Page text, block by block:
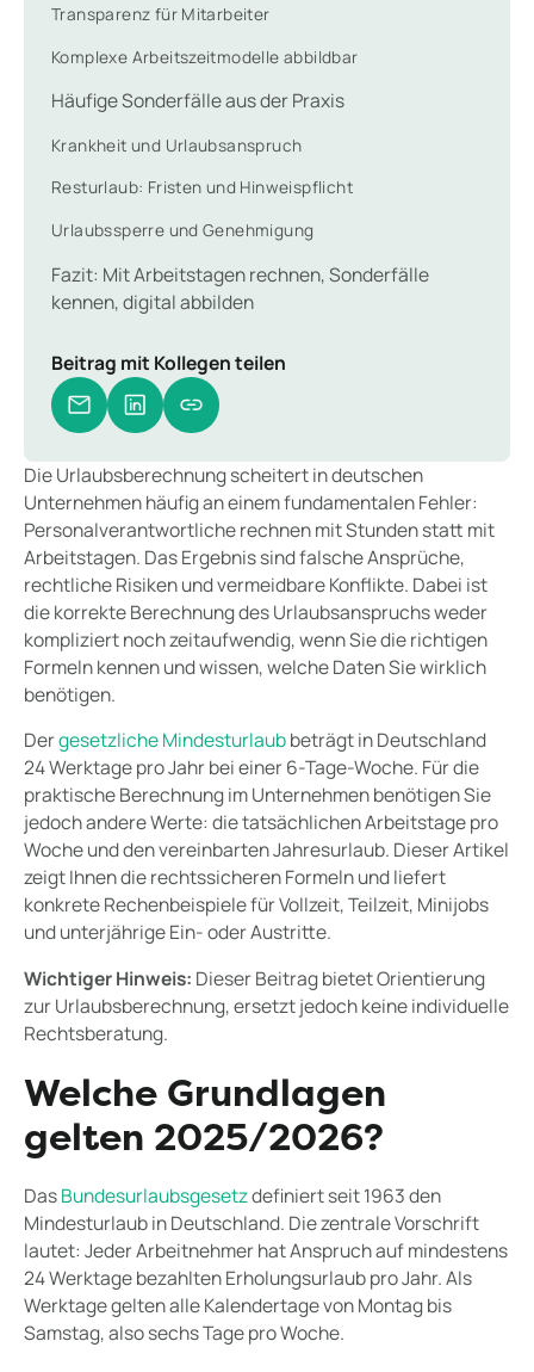
Transparenz für Mitarbeiter
Komplexe Arbeitszeitmodelle abbildbar
Häufige Sonderfälle aus der Praxis
Krankheit und Urlaubsanspruch
Resturlaub: Fristen und Hinweispflicht
Urlaubssperre und Genehmigung
Fazit: Mit Arbeitstagen rechnen, Sonderfälle
kennen, digital abbilden
Beitrag mit Kollegen teilen
Die Urlaubsberechnung scheitert in deutschen
Unternehmen häufig an einem fundamentalen Fehler:
Personalverantwortliche rechnen mit Stunden statt mit
Arbeitstagen. Das Ergebnis sind falsche Ansprüche,
rechtliche Risiken und vermeidbare Konflikte. Dabei ist
die korrekte Berechnung des Urlaubsanspruchs weder
kompliziert noch zeitaufwendig, wenn Sie die richtigen
Formeln kennen und wissen, welche Daten Sie wirklich
benötigen.
Dergesetzliche Mindesturlaubbeträgt in Deutschland
24 Werktage pro Jahr bei einer 6-Tage-Woche. Für die
praktische Berechnung im Unternehmen benötigen Sie
jedoch andere Werte: die tatsächlichen Arbeitstage pro
Woche und den vereinbarten Jahresurlaub. Dieser Artikel
zeigt Ihnen die rechtssicheren Formeln und liefert
konkrete Rechenbeispiele für Vollzeit, Teilzeit, Minijobs
und unterjährige Ein- oder Austritte.
Wichtiger Hinweis: Dieser Beitrag bietet Orientierung
zur Urlaubsberechnung, ersetzt jedoch keine individuelle
Rechtsberatung.
Welche Grundlagen
gelten 2025/2026?
DasBundesurlaubsgesetzdefiniert seit 1963 den
Mindesturlaub in Deutschland. Die zentrale Vorschrift
lautet: Jeder Arbeitnehmer hat Anspruch auf mindestens
24 Werktage bezahlten Erholungsurlaub pro Jahr. Als
Werktage gelten alle Kalendertage von Montag bis
Samstag, also sechs Tage pro Woche.